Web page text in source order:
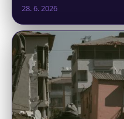
28. 6. 2026